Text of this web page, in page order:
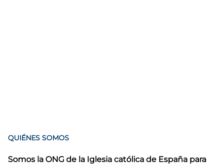
QUIÉNES SOMOS
Somos la ONG de la Iglesia católica de España para